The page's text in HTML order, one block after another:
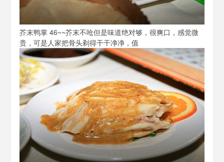
芥末鸭掌 46~~芥末不呛但是味道绝对够，很爽口，感觉微
贵，可是人家把骨头剃得干干净净，值